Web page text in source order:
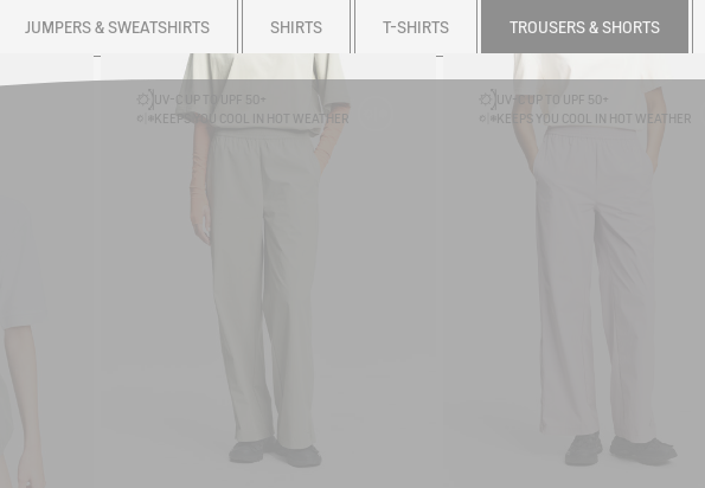
JUMPERS & SWEATSHIRTS SHIRTS T-SHIRTS TROUSERS & SHORTS
UV-C UP TO UPF 50+
KEEPS YOU COOL IN HOT WEATHER
UV-C UP TO UPF 50+
KEEPS YOU COOL IN HOT WEATHER